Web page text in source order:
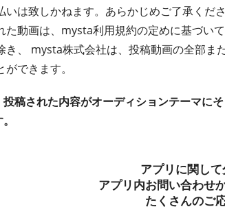
いは致しかねます。あらかじめご了承くださ
た動画は、mysta利用規約の定めに基づい
き、 mysta株式会社は、投稿動画の全部ま
できます。
稿された内容がオーディションテーマに
アプリに関して
アプリ内お問い合わせ
たくさんのご